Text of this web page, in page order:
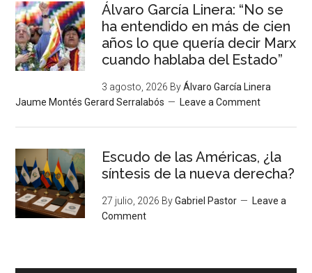
Álvaro García Linera: “No se
ha entendido en más de cien
años lo que quería decir Marx
cuando hablaba del Estado”
3 agosto, 2026 ByÁlvaro García Linera
Jaume Montés Gerard Serralabós
Leave a Comment
Escudo de las Américas, ¿la
síntesis de la nueva derecha?
27 julio, 2026 ByGabriel Pastor
Leave a
Comment